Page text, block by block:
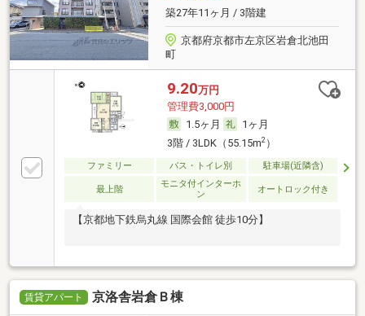
築27年11ヶ月 / 3階建
京都府京都市左京区岩倉北池田
町
9.20万円
管理費3,000円
1.5ヶ月
1ヶ月
3階 / 3LDK（55.15m2）
ファミリー バス・トイレ別 駐車場(近隣含)
最上階
モニタ付インターホ
ン
オートロック付き
【京都地下鉄烏丸線 国際会館 徒歩10分】
賃貸アパート 京洛舎岩倉Ｂ棟